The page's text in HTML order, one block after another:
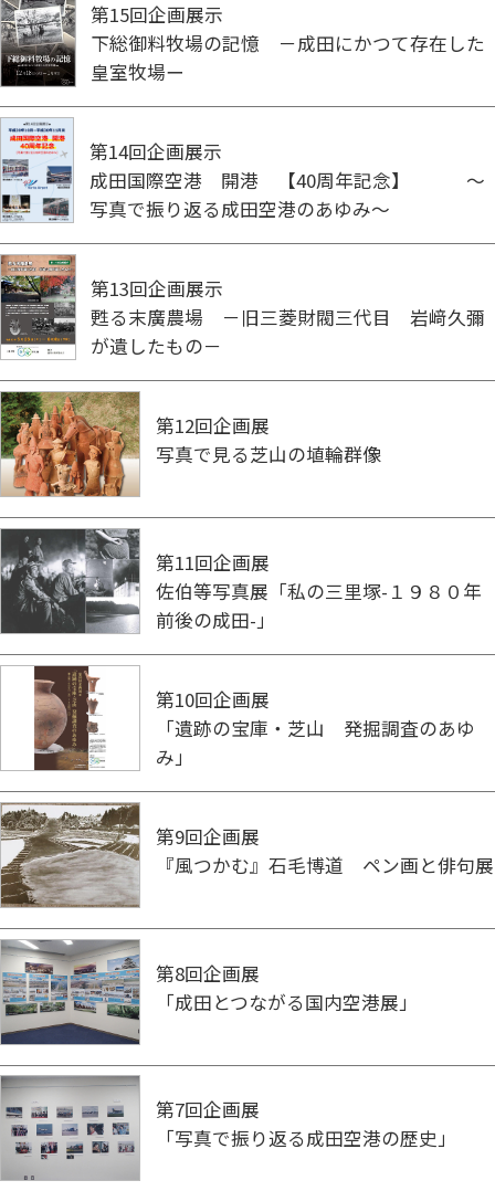
第15回企画展示
下総御料牧場の記憶 －成田にかつて存在した
皇室牧場ー
第14回企画展示
成田国際空港 開港 【40周年記念】 ～
写真で振り返る成田空港のあゆみ～
第13回企画展示
甦る末廣農場 －旧三菱財閥三代目 岩﨑久彌
が遺したもの－
第12回企画展
写真で見る芝山の埴輪群像
第11回企画展
佐伯等写真展「私の三里塚-１９８０年
前後の成田-」
第10回企画展
「遺跡の宝庫・芝山 発掘調査のあゆ
み」
第9回企画展
『風つかむ』石毛博道 ペン画と俳句展
第8回企画展
「成田とつながる国内空港展」
第7回企画展
「写真で振り返る成田空港の歴史」